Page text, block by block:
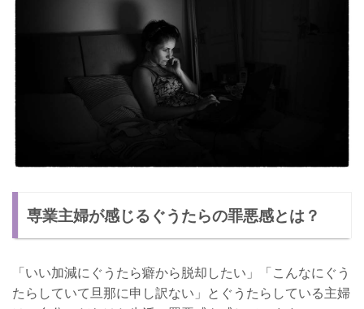
専業主婦が感じるぐうたらの罪悪感とは？
「いい加減にぐうたら癖から脱却したい」「こんなにぐう
たらしていて旦那に申し訳ない」とぐうたらしている主婦